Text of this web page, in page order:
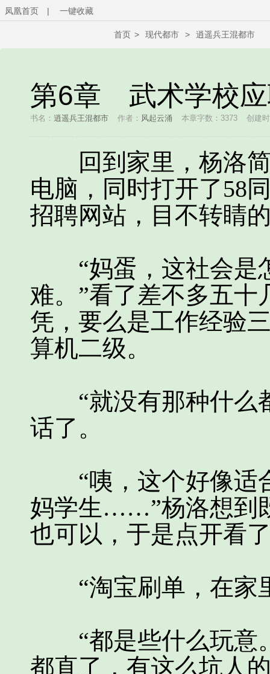
凤凰首页 | 一键收藏
首页 > 现代都市 > 逍遥兵王混都市
第6章 武术学校
书名： 逍遥兵王混都市 作者： 风起云涌 本章字数：3373 创建
回到家里，杨洛简
电脑，同时打开了58
招聘网站，目不转睛
“妈蛋，这社会是
难。”看了差不多五
凭，要么是工作经验
算机二级。
“就没有那种什么
话了。
“咦，这个好像适
妈学生……”杨洛想到
也可以，于是点开看
“淘宝刷单，在家
“都是些什么玩意
都直了，有这么坑人